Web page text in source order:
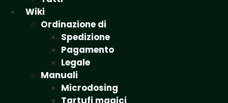
Wiki
Ordinazione di
Spedizione
Pagamento
Legale
Manuali
Microdosing